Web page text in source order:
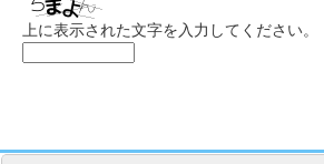
上に表示された文字を入力してください。